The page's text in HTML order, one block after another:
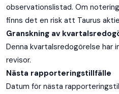
observationslistad. Om
finns det en risk att Taurus
Granskning av
Denna kvartalsredogörelse har
revisor.
Nästa rapporteringstillfälle
Datum för nästa